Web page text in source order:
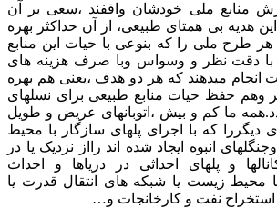
منابع ملی خودشان واقفند ،سعی بر آن
هدیه بی همتای طبیعی، از آن حداکثر بهره
هر طرح ملی را که بنوعی با حیات این منابع
با دقت نظر و وسواس وبا صرف هزینه های
انجام میدهند که هر دو هدف ،یعنی هم بهره
حفظ حیات منابع طبیعی برای نسلهای
ما کم و بیش ،اتوبانهای عریض و طویل
که با اجرای پلهای سازگار با محیط
انبوه ایجاد شده اند رااز نزدیک یا در
و پلهای احداثی در دریاها و احداث
محیط زیست یا شبکه های انتقال قدرت یا
استخراج نفت و کارخانجات و…